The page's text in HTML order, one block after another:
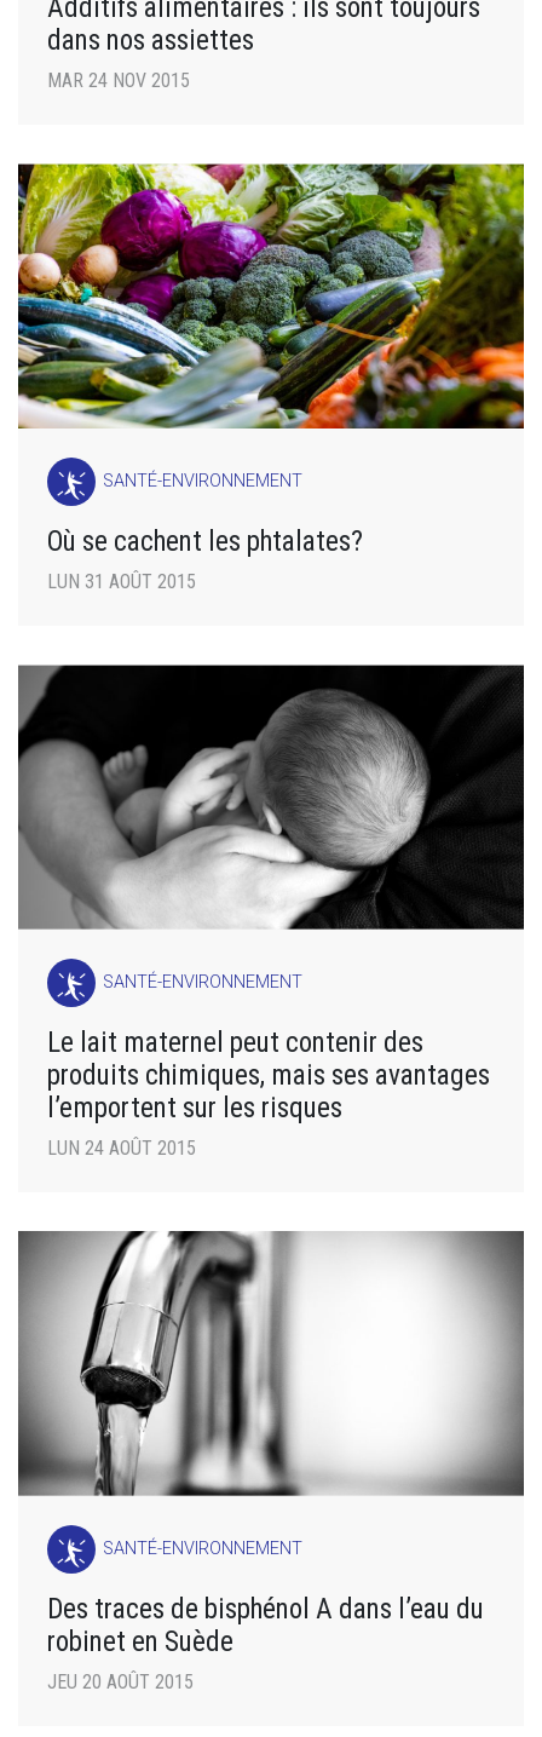
Additifs alimentaires : ils sont toujours
dans nos assiettes
MAR 24 NOV 2015
SANTÉ-ENVIRONNEMENT
Où se cachent les phtalates?
LUN 31 AOÛT 2015
SANTÉ-ENVIRONNEMENT
Le lait maternel peut contenir des
produits chimiques, mais ses avantages
l’emportent sur les risques
LUN 24 AOÛT 2015
SANTÉ-ENVIRONNEMENT
Des traces de bisphénol A dans l’eau du
robinet en Suède
JEU 20 AOÛT 2015